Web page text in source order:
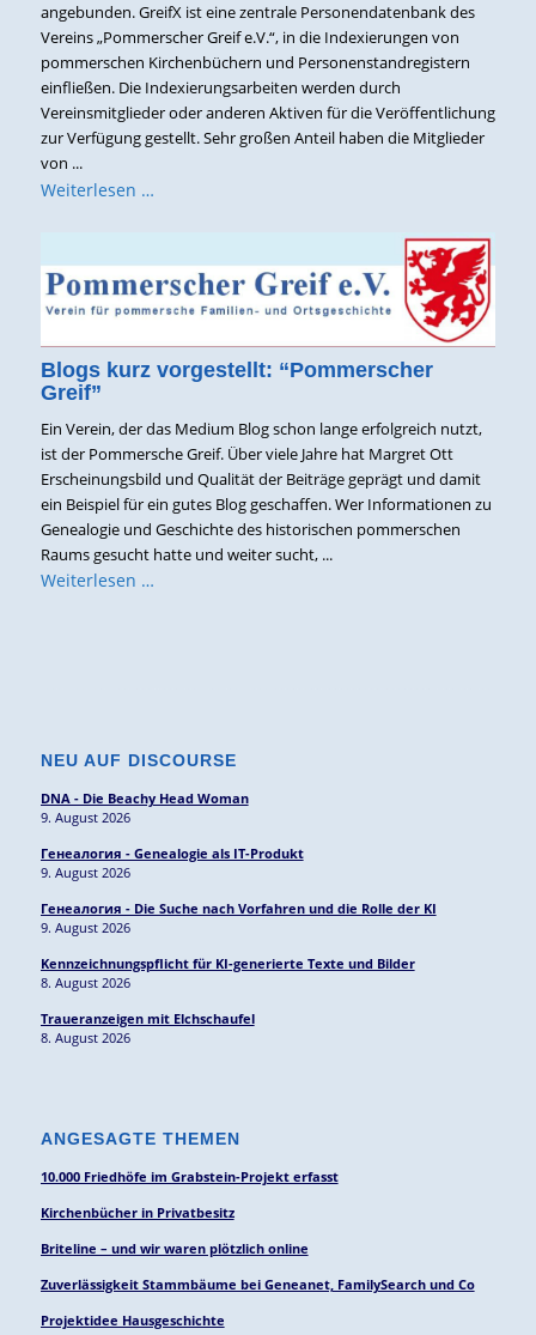
angebunden. GreifX ist eine zentrale Personendatenbank des
Vereins „Pommerscher Greif e.V.“, in die Indexierungen von
pommerschen Kirchenbüchern und Personenstandregistern
einfließen. Die Indexierungsarbeiten werden durch
Vereinsmitglieder oder anderen Aktiven für die Veröffentlichung
zur Verfügung gestellt. Sehr großen Anteil haben die Mitglieder
von ...
Weiterlesen …
Blogs kurz vorgestellt: “Pommerscher
Greif”
Ein Verein, der das Medium Blog schon lange erfolgreich nutzt,
ist der Pommersche Greif. Über viele Jahre hat Margret Ott
Erscheinungsbild und Qualität der Beiträge geprägt und damit
ein Beispiel für ein gutes Blog geschaffen. Wer Informationen zu
Genealogie und Geschichte des historischen pommerschen
Raums gesucht hatte und weiter sucht, ...
Weiterlesen …
NEU AUF DISCOURSE
DNA - Die Beachy Head Woman
9. August 2026
Генеалогия - Genealogie als IT-Produkt
9. August 2026
Генеалогия - Die Suche nach Vorfahren und die Rolle der KI
9. August 2026
Kennzeichnungspflicht für KI-generierte Texte und Bilder
8. August 2026
Traueranzeigen mit Elchschaufel
8. August 2026
ANGESAGTE THEMEN
10.000 Friedhöfe im Grabstein-Projekt erfasst
Kirchenbücher in Privatbesitz
Briteline – und wir waren plötzlich online
Zuverlässigkeit Stammbäume bei Geneanet, FamilySearch und Co
Projektidee Hausgeschichte